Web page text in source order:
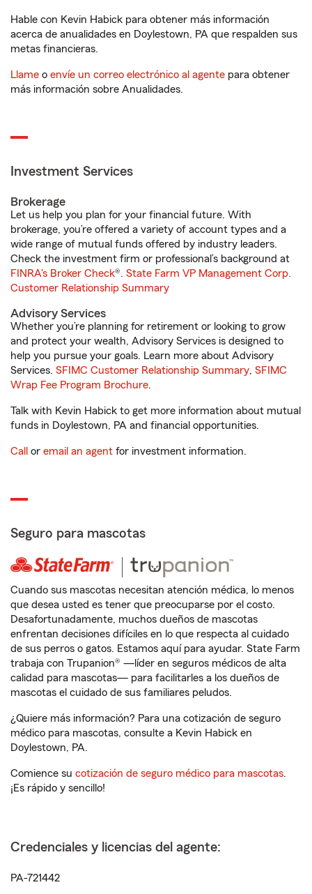
Hable con Kevin Habick para obtener más información
acerca de anualidades en Doylestown, PA que respalden sus
metas financieras.
Llame o envíe un correo electrónico al agente para obtener
más información sobre Anualidades.
Investment Services
Brokerage
Let us help you plan for your financial future. With
brokerage, you’re offered a variety of account types and a
wide range of mutual funds offered by industry leaders.
Check the investment firm or professional’s background at
FINRA's Broker Check®. State Farm VP Management Corp.
Customer Relationship Summary
Advisory Services
Whether you’re planning for retirement or looking to grow
and protect your wealth, Advisory Services is designed to
help you pursue your goals. Learn more about Advisory
Services. SFIMC Customer Relationship Summary, SFIMC
Wrap Fee Program Brochure.
Talk with Kevin Habick to get more information about mutual
funds in Doylestown, PA and financial opportunities.
Call or email an agent for investment information.
Seguro para mascotas
Cuando sus mascotas necesitan atención médica, lo menos
que desea usted es tener que preocuparse por el costo.
Desafortunadamente, muchos dueños de mascotas
enfrentan decisiones difíciles en lo que respecta al cuidado
de sus perros o gatos. Estamos aquí para ayudar. State Farm
trabaja con Trupanion® —líder en seguros médicos de alta
calidad para mascotas— para facilitarles a los dueños de
mascotas el cuidado de sus familiares peludos.
¿Quiere más información? Para una cotización de seguro
médico para mascotas, consulte a Kevin Habick en
Doylestown, PA.
Comience su cotización de seguro médico para mascotas.
¡Es rápido y sencillo!
Credenciales y licencias del agente:
PA-721442